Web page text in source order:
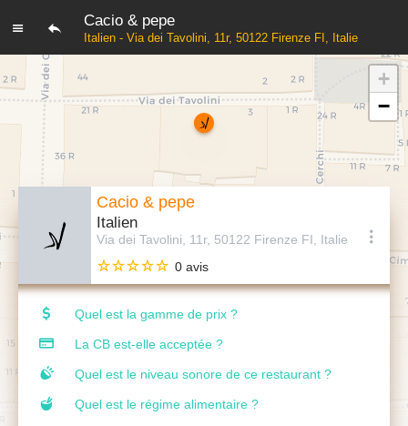
Cacio & pepe
Italien - Via dei Tavolini, 11r, 50122 Firenze FI, Italie
Cacio & pepe
Italien
Via dei Tavolini, 11r, 50122 Firenze FI, Italie
0 avis
Quel est la gamme de prix ?
La CB est-elle acceptée ?
Quel est le niveau sonore de ce restaurant ?
Quel est le régime alimentaire ?
+
−